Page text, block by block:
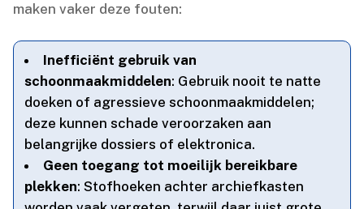
maken vaker deze fouten:
Inefficiënt gebruik van
schoonmaakmiddelen: Gebruik nooit te natte
doeken of agressieve schoonmaakmiddelen;
deze kunnen schade veroorzaken aan
belangrijke dossiers of elektronica.​
Geen toegang tot moeilijk bereikbare
plekken: Stofhoeken achter archiefkasten